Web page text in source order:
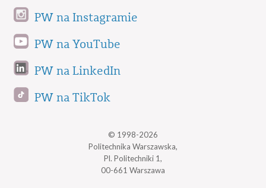
PW na Instagramie
PW na YouTube
PW na LinkedIn
PW na TikTok
© 1998-2026
Politechnika Warszawska,
Pl. Politechniki 1,
00-661 Warszawa